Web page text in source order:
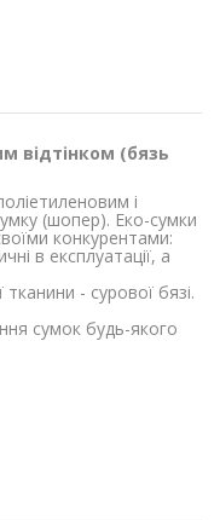
відтінком (бязь
і
(шопер). Еко-сумки
конкурентами:
в експлуатації, а
- сурової бязі.
сумок будь-якого